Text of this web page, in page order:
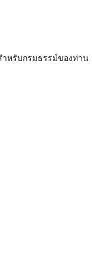
ำหรับกรมธรรม์ของท่าน